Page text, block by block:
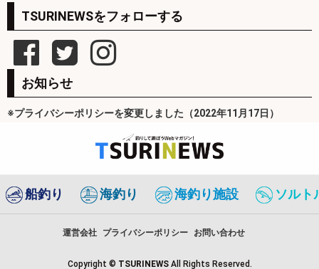
TSURINEWSをフォローする
お知らせ
※プライバシーポリシーを変更しました（2022年11月17日）
船釣り 海釣り 海釣り施設 ソルト
運営会社 プライバシーポリシー お問い合わせ
Copyright © TSURINEWS All Rights Reserved.